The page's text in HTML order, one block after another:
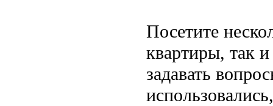
Посетите
квартиры, так
задавать